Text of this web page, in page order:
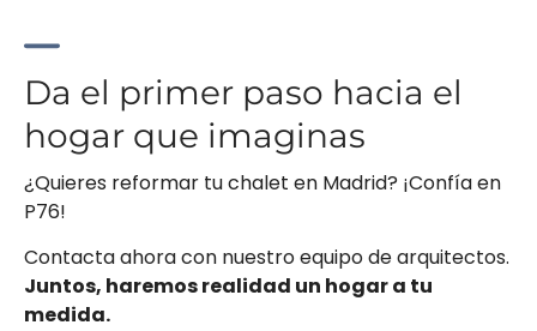
Da el primer paso hacia el
hogar que imaginas
¿Quieres reformar tu chalet en Madrid? ¡Confía en
P76!
Contacta ahora con nuestro equipo de arquitectos.
Juntos, haremos realidad un hogar a tu
medida.